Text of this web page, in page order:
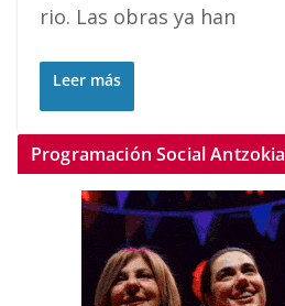
rio. Las obras ya han
Leer más
Programación Social Antzokia